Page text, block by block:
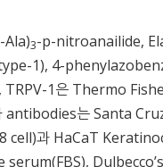
Ala)3-p-nitroanailide,
1), 4-
TRPV-1은 Thermo
는 Santa
과 HaCaT
serum(FBS),